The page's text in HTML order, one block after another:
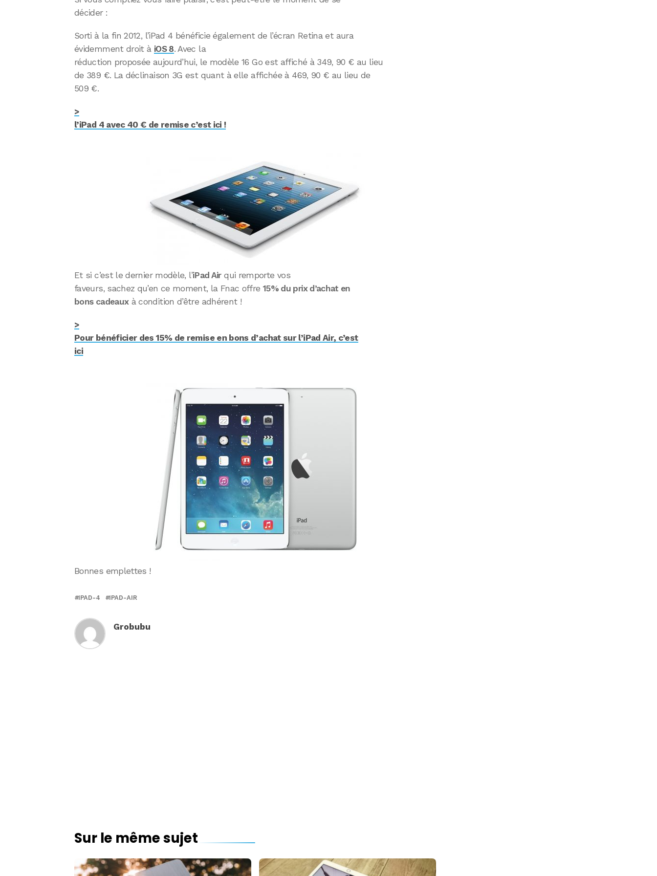
décider :
Sorti à la fin 2012, l’iPad 4 bénéficie également de l’écran Retina et aura
évidemment droit à iOS 8. Avec la
réduction proposée aujourd’hui, le modèle 16 Go est affiché à 349, 90 € au lieu
de 389 €. La déclinaison 3G est quant à elle affichée à 469, 90 € au lieu de
509 €.
>
l’iPad 4 avec 40 € de remise c’est ici !
Et si c’est le dernier modèle, l’iPad Airqui remporte vos
faveurs, sachez qu’en ce moment, la Fnac offre 15% du prix d’achat en
bons cadeauxà condition d’être adhérent !
>
Pour bénéficier des 15% de remise en bons d’achat sur l’iPad Air, c’est
ici
Bonnes emplettes !
IPAD-4 IPAD-AIR
Grobubu
Sur le même sujet